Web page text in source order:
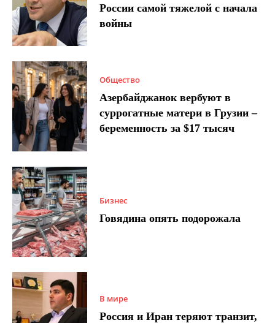
России самой тяжелой с начала
войны
Общество
Азербайджанок вербуют в
суррогатные матери в Грузии –
беременность за $17 тысяч
Бизнес
Говядина опять подорожала
В мире
Россия и Иран теряют транзит,